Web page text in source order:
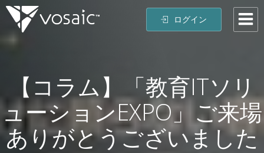
へ
ス
キ
ッ
プ
ログイン
【コラム】「教育ITソリ
ューションEXPO」ご来場
ありがとうございました